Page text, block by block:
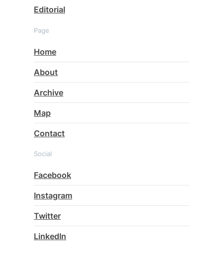
Editorial
Page
Home
About
Archive
Map
Contact
Social
Facebook
Instagram
Twitter
LinkedIn